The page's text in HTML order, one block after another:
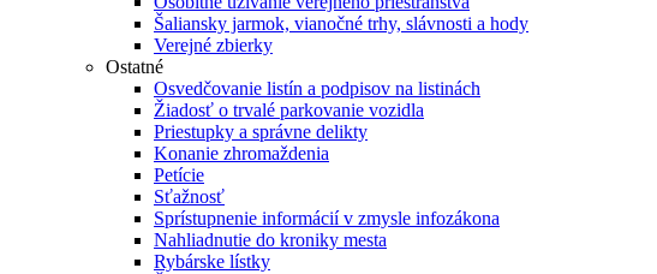
Šaliansky jarmok, vianočné trhy, slávnosti a hody
Verejné zbierky
Ostatné
Osvedčovanie listín a podpisov na listinách
Žiadosť o trvalé parkovanie vozidla
Priestupky a správne delikty
Konanie zhromaždenia
Petície
Sťažnosť
Sprístupnenie informácií v zmysle infozákona
Nahliadnutie do kroniky mesta
Rybárske lístky